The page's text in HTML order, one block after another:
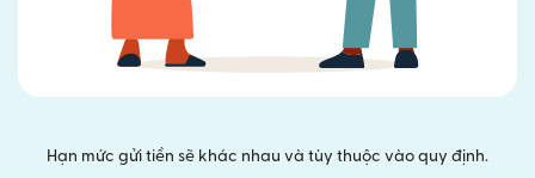
Hạn mức gửi tiền sẽ khác nhau và tùy thuộc vào quy định.